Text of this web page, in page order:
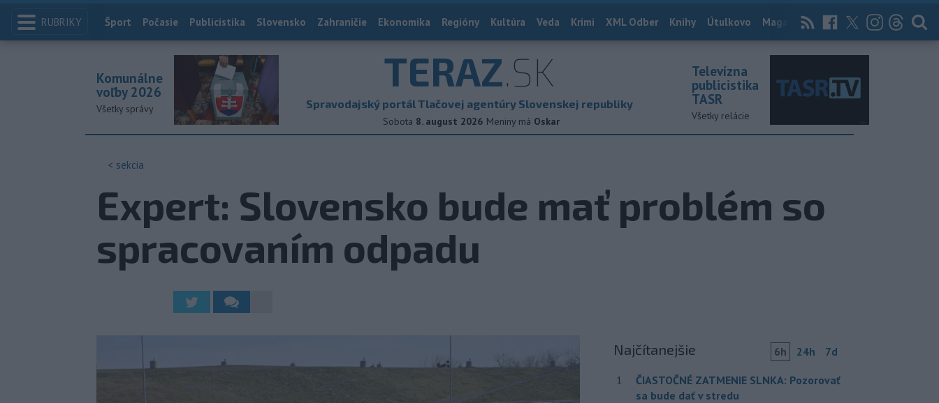
RUBRIKY Index
Šport Počasie Publicistika Slovensko Zahraničie Ekonomika Regióny Kultúra Veda Krimi XML Odber Knihy Útulkovo Magazín News Now Archív
TERAZ.SK
Spravodajský portál Tlačovej agentúry Slovenskej republiky
Sobota 8. august 2026 Meniny má Oskar
Komunálne
voľby 2026
Všetky správy
Televízna
publicistika
TASR
Všetky relácie
< sekcia
Expert: Slovensko bude mať problém so
spracovaním odpadu
Najčítanejšie 6h 24h 7d
1
ČIASTOČNÉ ZATMENIE SLNKA: Pozorovať
sa bude dať v stredu